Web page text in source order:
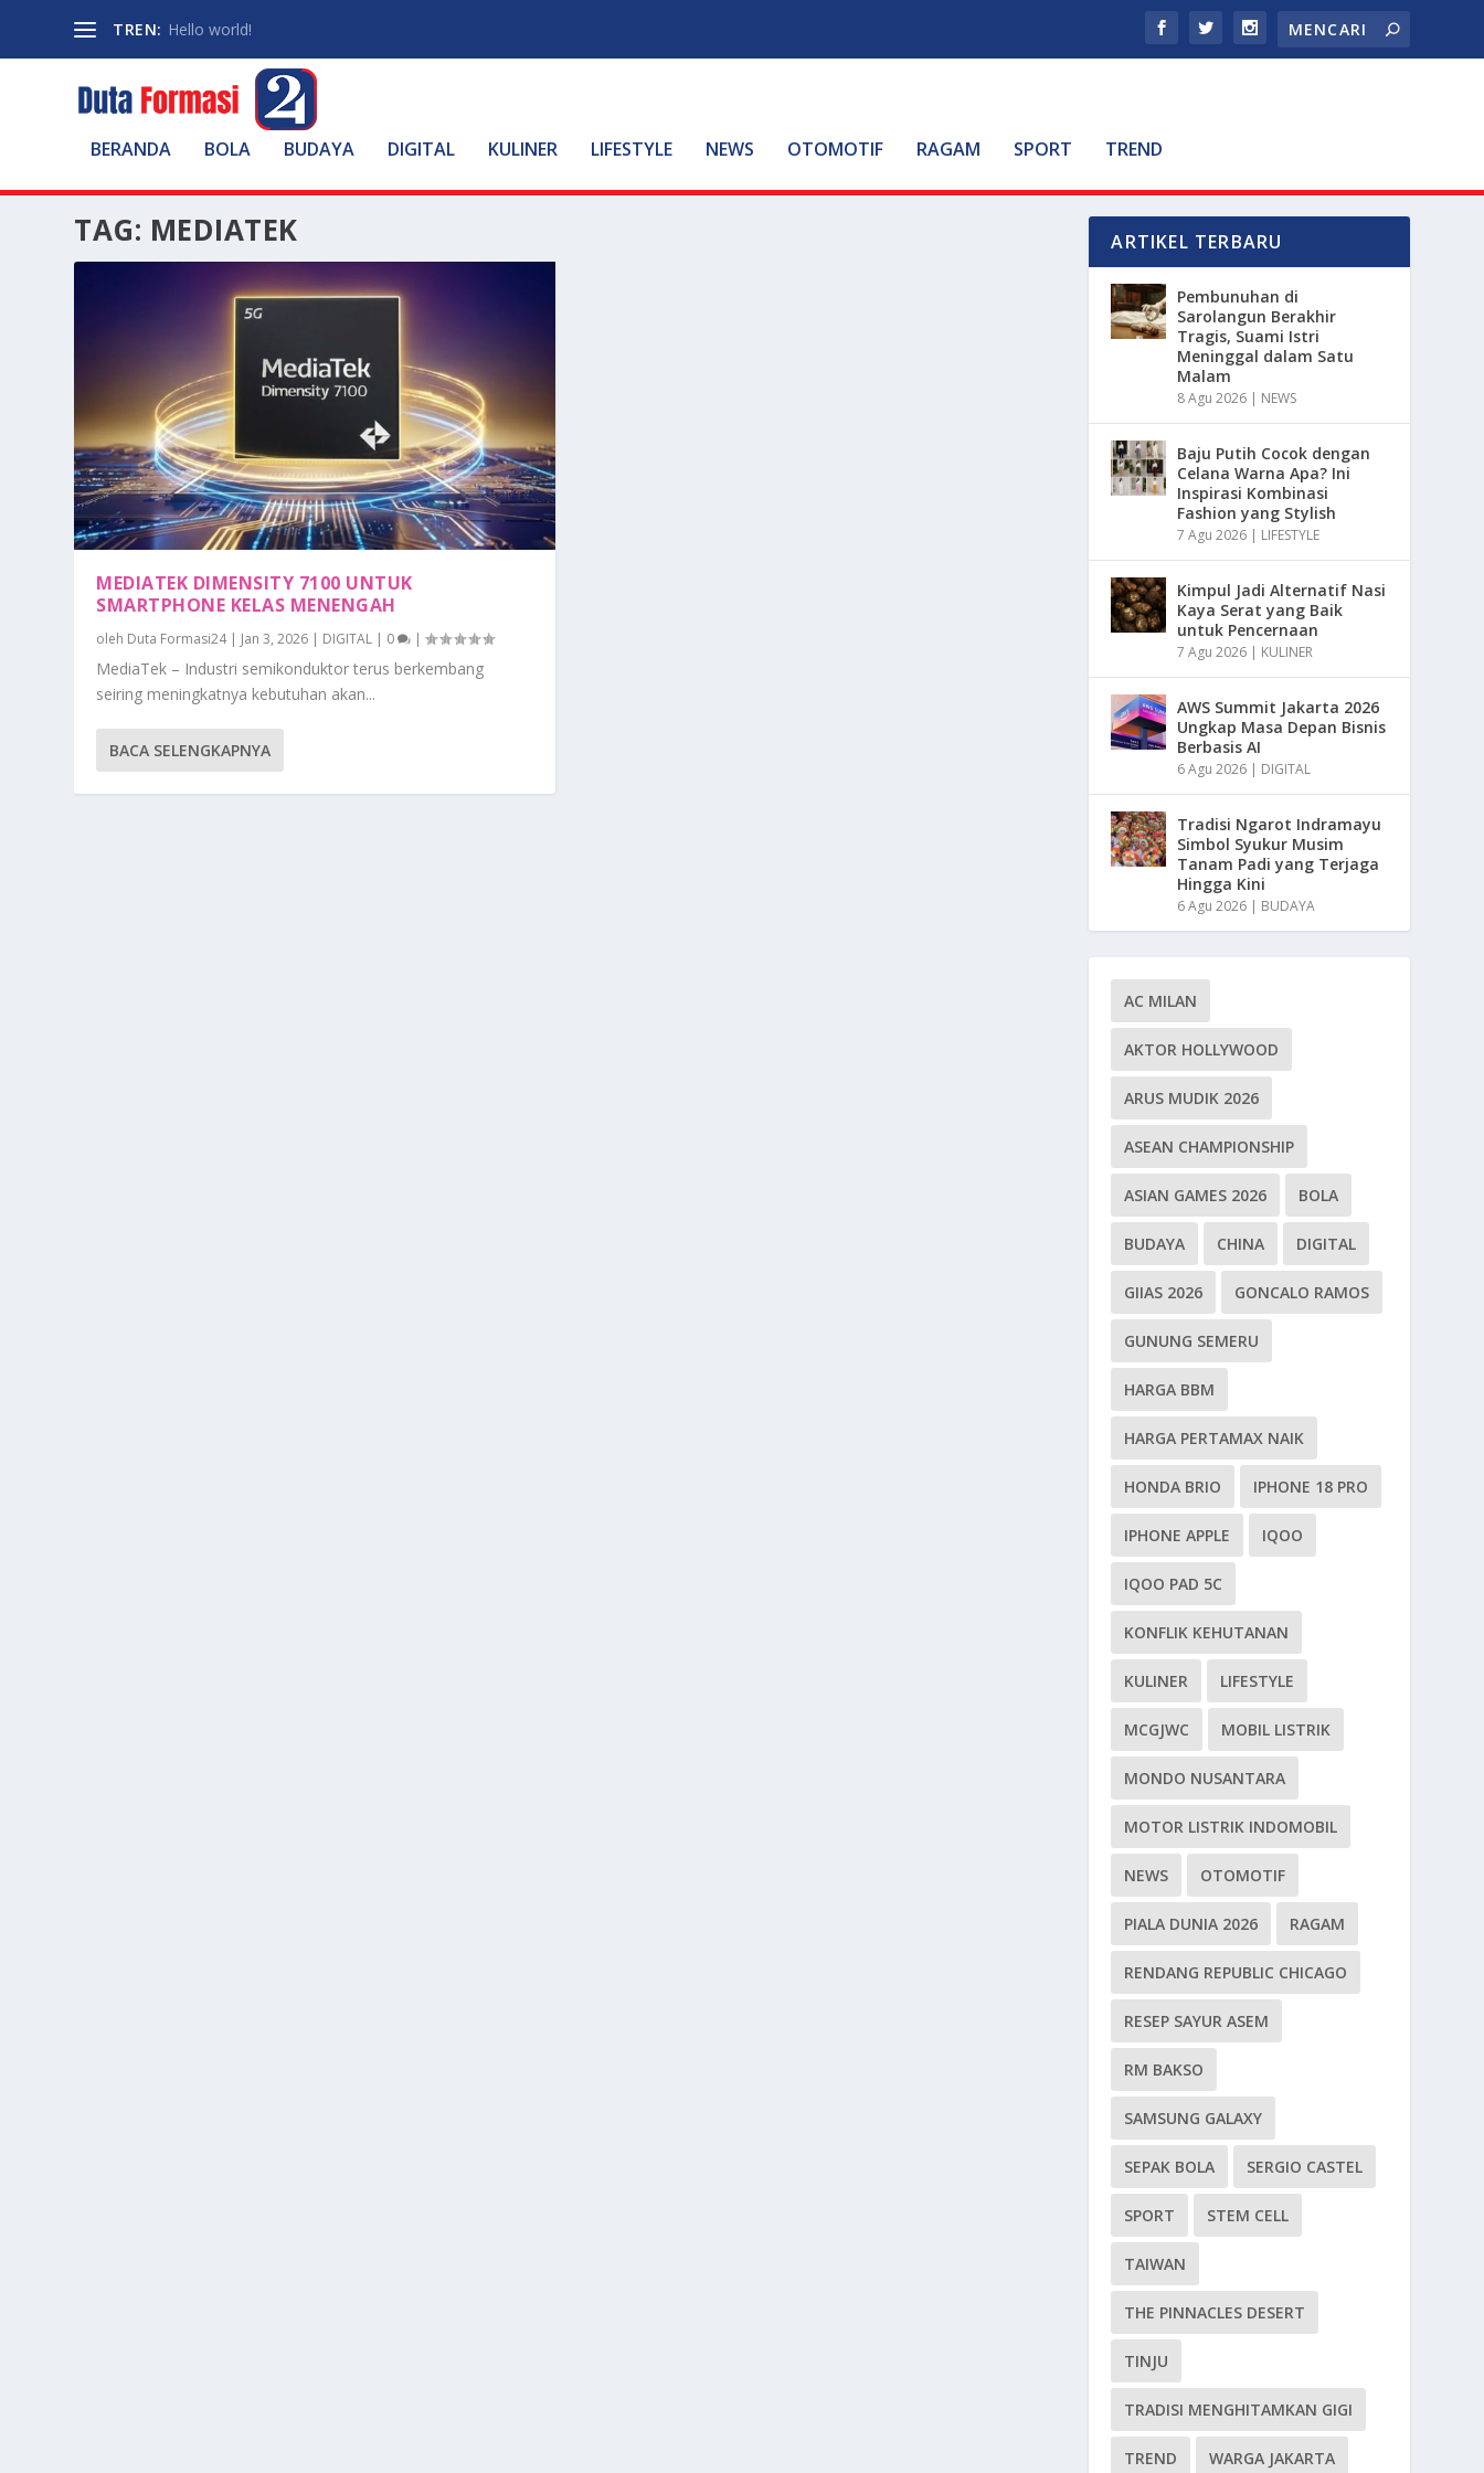
TREN: Hello world!
BERANDA BOLA BUDAYA DIGITAL KULINER LIFESTYLE NEWS OTOMOTIF RAGAM SPORT TREND
TAG: MEDIATEK
MEDIATEK DIMENSITY 7100 UNTUK
SMARTPHONE KELAS MENENGAH
oleh Duta Formasi24| Jan 3, 2026 | DIGITAL | 0 |
MediaTek – Industri semikonduktor terus berkembang
seiring meningkatnya kebutuhan akan...
BACA SELENGKAPNYA
ARTIKEL TERBARU
Pembunuhan di
Sarolangun Berakhir
Tragis, Suami Istri
Meninggal dalam Satu
Malam
8 Agu 2026 | NEWS
Baju Putih Cocok dengan
Celana Warna Apa? Ini
Inspirasi Kombinasi
Fashion yang Stylish
7 Agu 2026 | LIFESTYLE
Kimpul Jadi Alternatif Nasi
Kaya Serat yang Baik
untuk Pencernaan
7 Agu 2026 | KULINER
AWS Summit Jakarta 2026
Ungkap Masa Depan Bisnis
Berbasis AI
6 Agu 2026 | DIGITAL
Tradisi Ngarot Indramayu
Simbol Syukur Musim
Tanam Padi yang Terjaga
Hingga Kini
6 Agu 2026 | BUDAYA
AC MILAN
AKTOR HOLLYWOOD
ARUS MUDIK 2026
ASEAN CHAMPIONSHIP
ASIAN GAMES 2026 BOLA
BUDAYA CHINA DIGITAL
GIIAS 2026 GONCALO RAMOS
GUNUNG SEMERU
HARGA BBM
HARGA PERTAMAX NAIK
HONDA BRIO IPHONE 18 PRO
IPHONE APPLE IQOO
IQOO PAD 5C
KONFLIK KEHUTANAN
KULINER LIFESTYLE
MCGJWC MOBIL LISTRIK
MONDO NUSANTARA
MOTOR LISTRIK INDOMOBIL
NEWS OTOMOTIF
PIALA DUNIA 2026 RAGAM
RENDANG REPUBLIC CHICAGO
RESEP SAYUR ASEM
RM BAKSO
SAMSUNG GALAXY
SEPAK BOLA SERGIO CASTEL
SPORT STEM CELL
TAIWAN
THE PINNACLES DESERT
TINJU
TRADISI MENGHITAMKAN GIGI
TREND WARGA JAKARTA